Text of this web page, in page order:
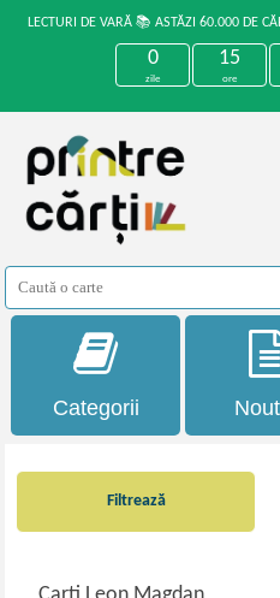
LECTURI DE VARĂ 📚 ASTĂZI 60.000 DE
0
zile
15
ore
Categorii
Filtrează